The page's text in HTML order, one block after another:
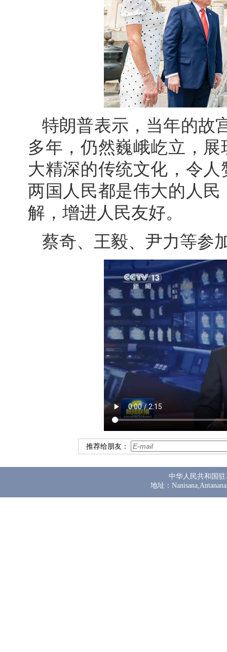
特朗普表示，当年的故
多年，仍然巍峨屹立，
大精深的传统文化，令
两国人民都是伟大的人
解，增进人民友好。
蔡奇、王毅、尹力等参
推荐给朋友：
中华人民共和国
地址：